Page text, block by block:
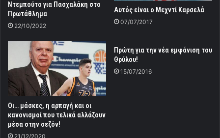
Ντεμπούτο για Πασχαλάκη στο
Πρωτάθλημα
22/10/2022
Αυτός είναι ο Μεχντί Καρσελά
07/07/2017
Οι… μάσκες, η αρπαγή και οι
κανονισμοί που τελικά αλλάζουν
μέσα στην σεζόν!
21/12/2020
Πρώτη για την νέα εμφάνιση του
Θρύλου!
15/07/2016